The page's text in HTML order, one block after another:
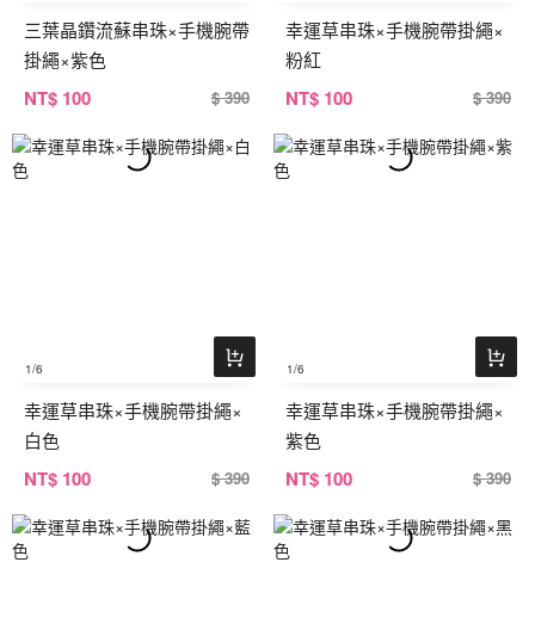
三葉晶鑽流蘇串珠×手機腕帶
掛繩×紫色
NT$ 100 $ 390
幸運草串珠×手機腕帶掛繩×
粉紅
NT$ 100 $ 390
1/6
幸運草串珠×手機腕帶掛繩×
白色
NT$ 100 $ 390
1/6
幸運草串珠×手機腕帶掛繩×
紫色
NT$ 100 $ 390